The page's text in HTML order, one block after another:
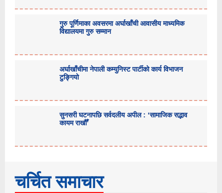
गुरु पूर्णिमाका अवसरमा अर्घाखाँची आवासीय माध्यमिक
विद्यालयमा गुरु सम्मान
अर्घाखाँचीमा नेपाली कम्युनिस्ट पार्टीको कार्य विभाजन
टुङ्गियो
सुनसरी घटनापछि सर्वदलीय अपील : ‘सामाजिक सद्भाव
कायम राखौँ’
चर्चित समाचार